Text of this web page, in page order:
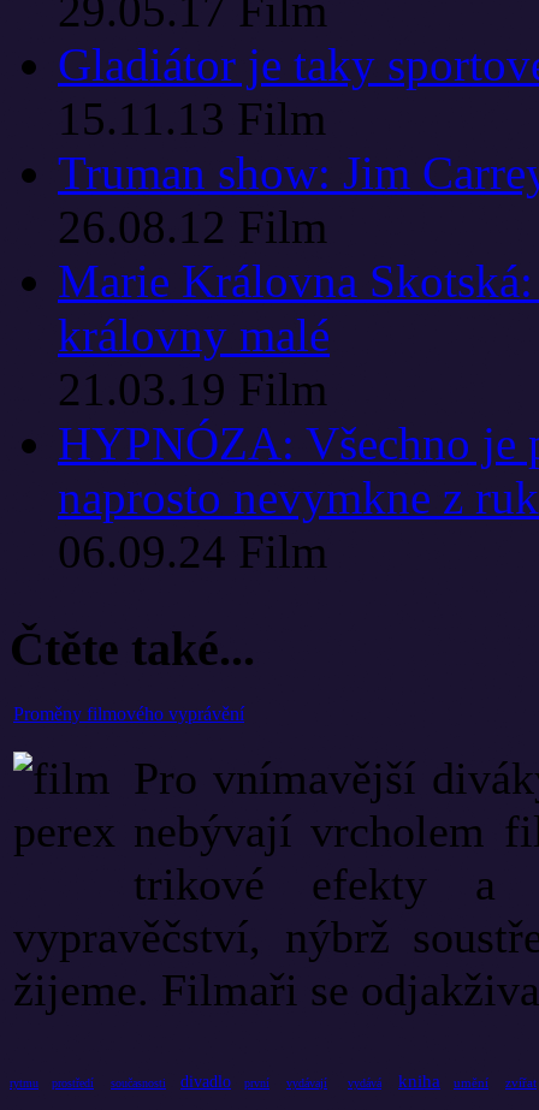
29.05.17 Film
Gladiátor je taky
15.11.13 Film
Truman show: Jim
26.08.12 Film
Marie Královna
královny malé
21.03.19 Film
HYPNÓZA: Všechno je
naprosto nevymkne z
06.09.24 Film
Čtěte také...
Proměny filmového vyprávění
Pro vnímavější
nebývají vrcholem
trikové efekty a
vypravěčství, nýbrž
žijeme. Filmaři se
rytmu prostředí současnosti divadlo první vydávají vydává kniha umění zvířat